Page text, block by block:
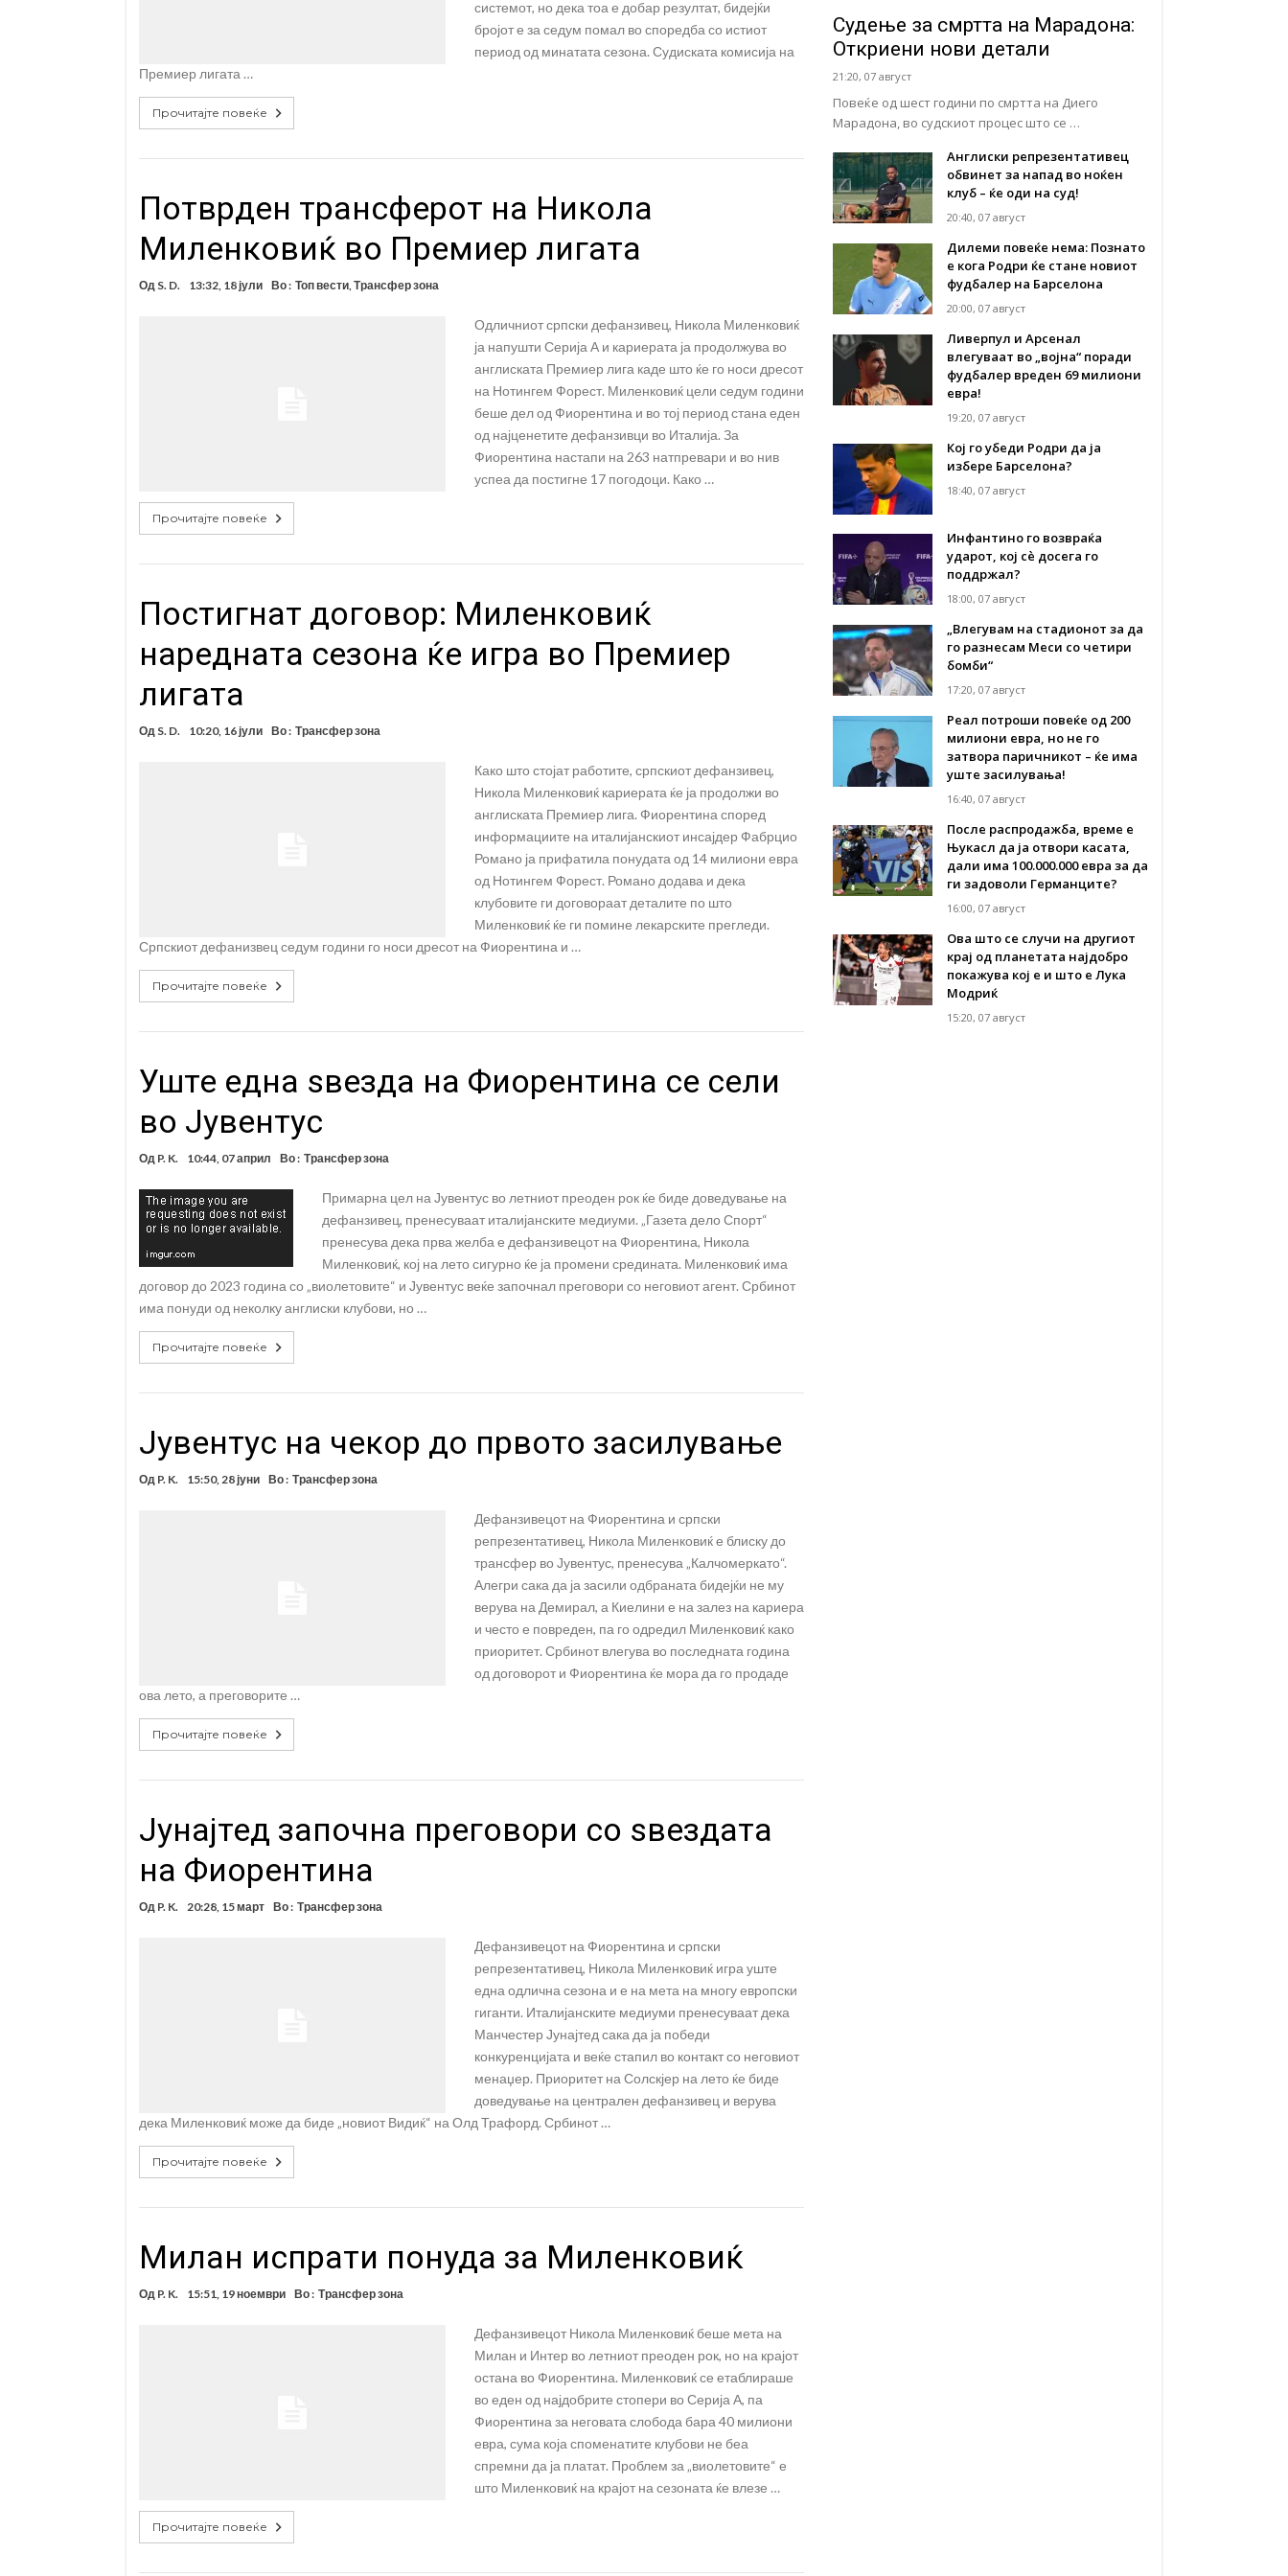
системот, но дека тоа е добар резултат, бидејќи
бројот е за седум помал во споредба со истиот
период од минатата сезона. Судиската комисија на
Премиер лигата …
Прочитајте повеќе
Потврден трансферот на Никола
Миленковиќ во Премиер лигата
Од S. D. 13:32, 18 јули Во : Топ вести, Трансфер зона
Одличниот српски дефанзивец, Никола Миленковиќ
ја напушти Серија А и кариерата ја продолжува во
англиската Премиер лига каде што ќе го носи дресот
на Нотингем Форест. Миленковиќ цели седум години
беше дел од Фиорентина и во тој период стана еден
од најценетите дефанзивци во Италија. За
Фиорентина настапи на 263 натпревари и во нив
успеа да постигне 17 погодоци. Како …
Прочитајте повеќе
Постигнат договор: Миленковиќ
наредната сезона ќе игра во Премиер
лигата
Од S. D. 10:20, 16 јули Во : Трансфер зона
Како што стојат работите, српскиот дефанзивец,
Никола Миленковиќ кариерата ќе ја продолжи во
англиската Премиер лига. Фиорентина според
информациите на италијанскиот инсајдер Фабрцио
Романо ја прифатила понудата од 14 милиони евра
од Нотингем Форест. Романо додава и дека
клубовите ги договораат деталите по што
Миленковиќ ќе ги помине лекарските прегледи.
Српскиот дефанизвец седум години го носи дресот на Фиорентина и …
Прочитајте повеќе
Уште една ѕвезда на Фиорентина се сели
во Јувентус
Од P. K. 10:44, 07 април Во : Трансфер зона
Примарна цел на Јувентус во летниот преоден рок ќе биде доведување на
дефанзивец, пренесуваат италијанските медиуми. „Газета дело Спорт“
пренесува дека прва желба е дефанзивецот на Фиорентина, Никола
Миленковиќ, кој на лето сигурно ќе ја промени средината. Миленковиќ има
договор до 2023 година со „виолетовите“ и Јувентус веќе започнал преговори со неговиот агент. Србинот
има понуди од неколку англиски клубови, но …
Прочитајте повеќе
Јувентус на чекор до првото засилување
Од P. K. 15:50, 28 јуни Во : Трансфер зона
Дефанзивецот на Фиорентина и српски
репрезентативец, Никола Миленковиќ е блиску до
трансфер во Јувентус, пренесува „Калчомеркато“.
Алегри сака да ја засили одбраната бидејќи не му
верува на Демирал, а Киелини е на залез на кариера
и често е повреден, па го одредил Миленковиќ како
приоритет. Србинот влегува во последната година
од договорот и Фиорентина ќе мора да го продаде
ова лето, а преговорите …
Прочитајте повеќе
Јунајтед започна преговори со ѕвездата
на Фиорентина
Од P. K. 20:28, 15 март Во : Трансфер зона
Дефанзивецот на Фиорентина и српски
репрезентативец, Никола Миленковиќ игра уште
една одлична сезона и е на мета на многу европски
гиганти. Италијанските медиуми пренесуваат дека
Манчестер Јунајтед сака да ја победи
конкуренцијата и веќе стапил во контакт со неговиот
менаџер. Приоритет на Солскјер на лето ќе биде
доведување на централен дефанзивец и верува
дека Миленковиќ може да биде „новиот Видиќ“ на Олд Трафорд. Србинот …
Прочитајте повеќе
Милан испрати понуда за Миленковиќ
Од P. K. 15:51, 19 ноември Во : Трансфер зона
Дефанзивецот Никола Миленковиќ беше мета на
Милан и Интер во летниот преоден рок, но на крајот
остана во Фиорентина. Миленковиќ се етаблираше
во еден од најдобрите стопери во Серија А, па
Фиорентина за неговата слобода бара 40 милиони
евра, сума која споменатите клубови не беа
спремни да ја платат. Проблем за „виолетовите“ е
што Миленковиќ на крајот на сезоната ќе влезе …
Прочитајте повеќе
Судење за смртта на Марадона:
Откриени нови детали
21:20, 07 август
Повеќе од шест години по смртта на Диего
Марадона, во судскиот процес што се …
Англиски репрезентативец
обвинет за напад во ноќен
клуб – ќе оди на суд!
20:40, 07 август
Дилеми повеќе нема: Познато
е кога Родри ќе стане новиот
фудбалер на Барселона
20:00, 07 август
Ливерпул и Арсенал
влегуваат во „војна“ поради
фудбалер вреден 69 милиони
евра!
19:20, 07 август
Кој го убеди Родри да ја
избере Барселона?
18:40, 07 август
Инфантино го возвраќа
ударот, кој сè досега го
поддржал?
18:00, 07 август
„Влегувам на стадионот за да
го разнесам Меси со четири
бомби“
17:20, 07 август
Реал потроши повеќе од 200
милиони евра, но не го
затвора паричникот – ќе има
уште засилувања!
16:40, 07 август
После распродажба, време е
Њукасл да ја отвори касата,
дали има 100.000.000 евра за да
ги задоволи Германците?
16:00, 07 август
Ова што се случи на другиот
крај од планетата најдобро
покажува кој е и што е Лука
Модриќ
15:20, 07 август